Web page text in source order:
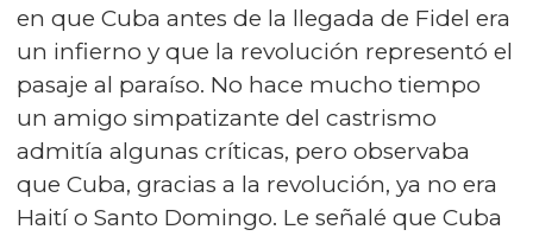
en que Cuba antes de la llegada de Fidel era
un infierno y que la revolución representó el
pasaje al paraíso. No hace mucho tiempo
un amigo simpatizante del castrismo
admitía algunas críticas, pero observaba
que Cuba, gracias a la revolución, ya no era
Haití o Santo Domingo. Le señalé que Cuba